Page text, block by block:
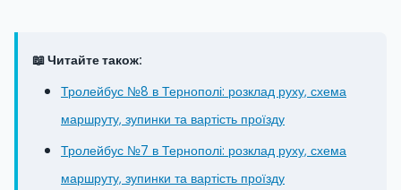
📖 Читайте також:
Тролейбус №8 в Тернополі: розклад руху, схема
маршруту, зупинки та вартість проїзду
Тролейбус №7 в Тернополі: розклад руху, схема
маршруту, зупинки та вартість проїзду